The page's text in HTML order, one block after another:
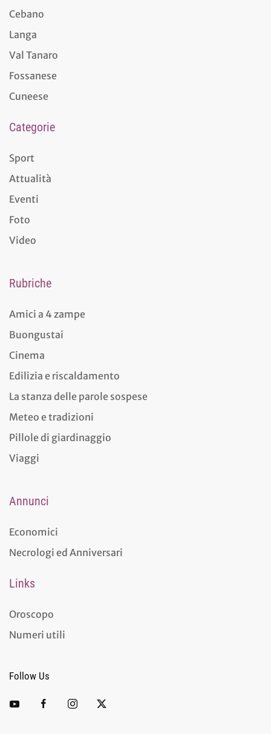
Cebano
Langa
Val Tanaro
Fossanese
Cuneese
Categorie
Sport
Attualità
Eventi
Foto
Video
Rubriche
Amici a 4 zampe
Buongustai
Cinema
Edilizia e riscaldamento
La stanza delle parole sospese
Meteo e tradizioni
Pillole di giardinaggio
Viaggi
Annunci
Economici
Necrologi ed Anniversari
Links
Oroscopo
Numeri utili
Follow Us